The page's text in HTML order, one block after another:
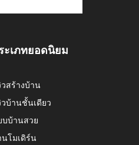
ะเภทยอดนิยม
สร้างบ้าน
บ้านชั้นเดียว
บบ้านสวย
โมเดิร์น